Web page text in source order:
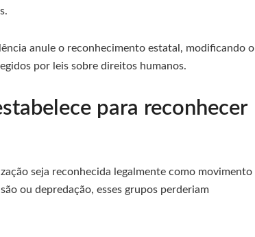
anule o reconhecimento estatal, modificando o
por leis sobre direitos humanos.
para reconhecer
seja reconhecida legalmente como movimento
ou depredação, esses grupos perderiam